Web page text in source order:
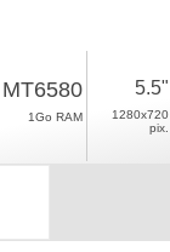
MT6580
1Go RAM
5.5"
1280x720
pix.